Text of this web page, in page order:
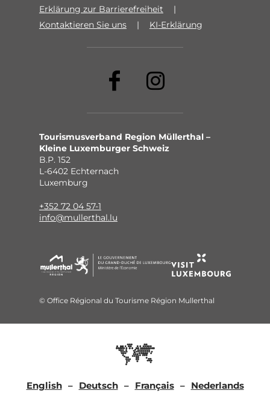
Erklärung zur Barrierefreiheit
Kontaktieren Sie uns
KI-Erklärung
Tourismusverband Region Müllerthal –
Kleine Luxemburger Schweiz
B.P. 152
L-6402 Echternach
Luxemburg
+352 72 04 57-1
info@mullerthal.lu
© Office Régional du Tourisme Région Mullerthal
English Deutsch Français Nederlands